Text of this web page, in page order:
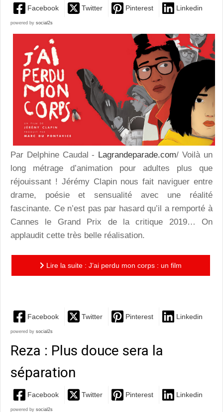
Facebook Twitter Pinterest Linkedin
powered by social2s
Par Delphine Caudal - Lagrandeparade.com/ Voilà un
long métrage d’animation pour adultes plus que
réjouissant ! Jérémy Clapin nous fait naviguer entre
drame, poésie et sensualité avec une réalité
fascinante. Ce n’est pas par hasard qu’il a remporté à
Cannes le Grand Prix de la critique 2019… On
applaudit cette très belle réalisation.
Lire la suite : J’ai perdu mon corps : un film
Facebook Twitter Pinterest Linkedin
powered by social2s
Reza : Plus douce sera la
séparation
Facebook Twitter Pinterest Linkedin
powered by social2s